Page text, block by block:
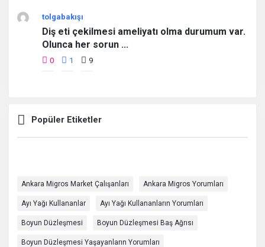
tolgabakışı
Diş eti çekilmesi ameliyatı olma durumum var.
Olunca her sorun ...
0 1 9
Popüler Etiketler
Ankara Migros Market Çalışanları Ankara Migros Yorumları
Ayı Yağı Kullananlar Ayı Yağı Kullananların Yorumları
Boyun Düzleşmesi Boyun Düzleşmesi Baş Ağrısı
Boyun Düzleşmesi Yaşayanların Yorumları